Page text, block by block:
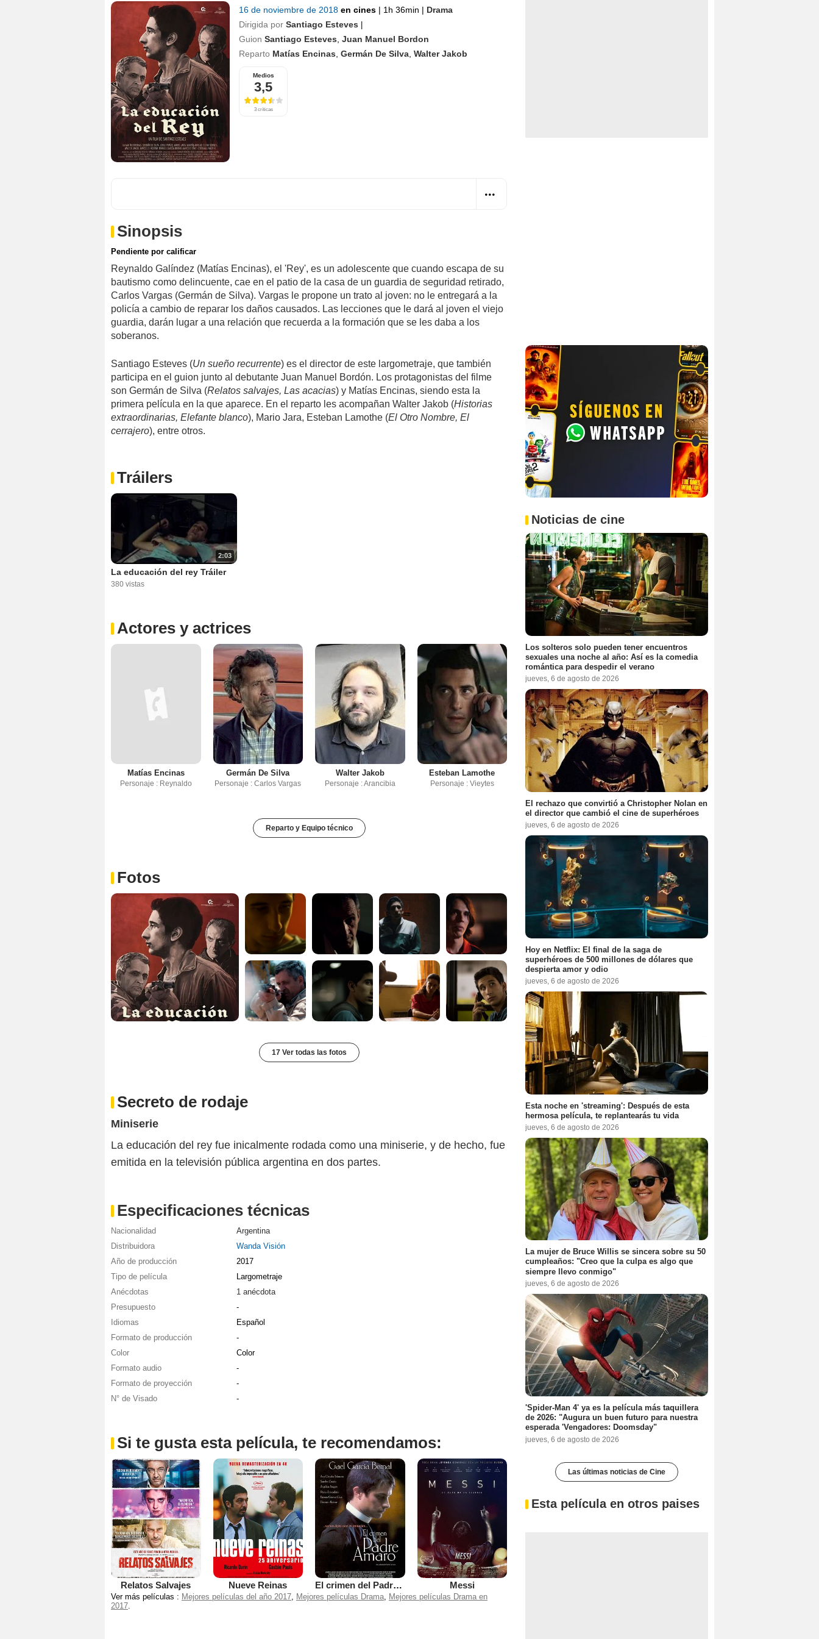
16 de noviembre de 2018 en cines | 1h 36min | Drama
Dirigida por Santiago Esteves |
Guion Santiago Esteves Juan Manuel Bordon
Reparto Matías Encinas Germán De Silva Walter Jakob
Medios
3,5
3 críticas
Sinopsis
Pendiente por calificar
Reynaldo Galíndez (Matías Encinas), el 'Rey', es un adolescente que cuando escapa de su
bautismo como delincuente, cae en el patio de la casa de un guardia de seguridad retirado,
Carlos Vargas (Germán de Silva). Vargas le propone un trato al joven: no le entregará a la
policía a cambio de reparar los daños causados. Las lecciones que le dará al joven el viejo
guardia, darán lugar a una relación que recuerda a la formación que se les daba a los
soberanos.
Santiago Esteves (Un sueño recurrente) es el director de este largometraje, que también
participa en el guion junto al debutante Juan Manuel Bordón. Los protagonistas del filme
son Germán de Silva (Relatos salvajes, Las acacias) y Matías Encinas, siendo esta la
primera película en la que aparece. En el reparto les acompañan Walter Jakob (Historias
extraordinarias, Elefante blanco), Mario Jara, Esteban Lamothe (El Otro Nombre, El
cerrajero), entre otros.
Tráilers
2:03
La educación del rey Tráiler
380 vistas
Actores y actrices
Matías Encinas
Personaje : Reynaldo
Germán De Silva
Personaje : Carlos Vargas
Walter Jakob
Personaje : Arancibia
Esteban Lamothe
Personaje : Vieytes
Reparto y Equipo técnico
Fotos
17 Ver todas las fotos
Secreto de rodaje
Miniserie
La educación del rey fue inicalmente rodada como una miniserie, y de hecho, fue
emitida en la televisión pública argentina en dos partes.
Especificaciones técnicas
Nacionalidad
Argentina
Distribuidora
Wanda Visión
Año de producción
2017
Tipo de película
Largometraje
Anécdotas
1 anécdota
Presupuesto
-
Idiomas
Español
Formato de producción
-
Color
Color
Formato audio
-
Formato de proyección
-
N° de Visado
-
Si te gusta esta película, te recomendamos:
Relatos Salvajes Nueve Reinas El crimen del Padre Amaro Messi
Ver más películas : Mejores películas del año 2017, Mejores películas Drama, Mejores películas Drama en
2017.
Noticias de cine
Los solteros solo pueden tener encuentros
sexuales una noche al año: Así es la comedia
romántica para despedir el verano
jueves, 6 de agosto de 2026
El rechazo que convirtió a Christopher Nolan en
el director que cambió el cine de superhéroes
jueves, 6 de agosto de 2026
Hoy en Netflix: El final de la saga de
superhéroes de 500 millones de dólares que
despierta amor y odio
jueves, 6 de agosto de 2026
Esta noche en 'streaming': Después de esta
hermosa película, te replantearás tu vida
jueves, 6 de agosto de 2026
La mujer de Bruce Willis se sincera sobre su 50
cumpleaños: "Creo que la culpa es algo que
siempre llevo conmigo"
jueves, 6 de agosto de 2026
'Spider-Man 4' ya es la película más taquillera
de 2026: "Augura un buen futuro para nuestra
esperada 'Vengadores: Doomsday"
jueves, 6 de agosto de 2026
Las últimas noticias de Cine
Esta película en otros paises